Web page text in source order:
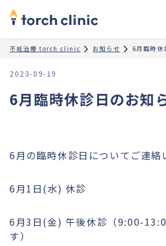
不妊治療 torch clinic お知らせ 6月臨時休
2023-09-19
6月臨時休診日のお知
6月の臨時休診日についてご連絡
6月1日(水) 休診
6月3日(金) 午後休診（9:00-
す）